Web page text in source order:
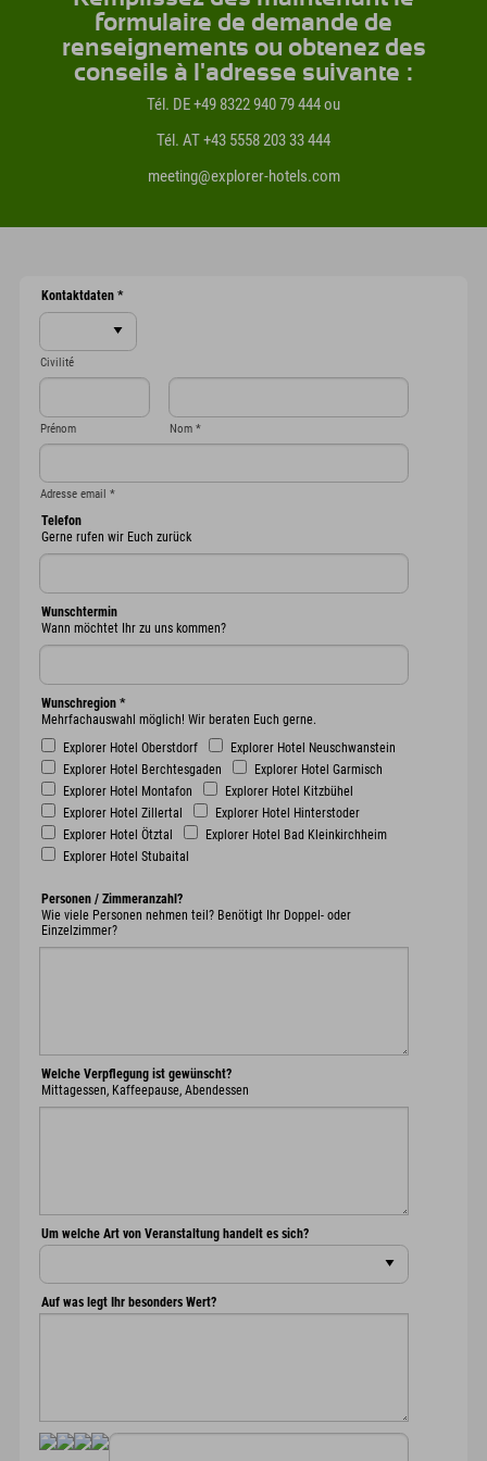
formulaire de demande de
renseignements ou obtenez des
conseils à l'adresse suivante :
Tél. DE +49 8322 940 79 444 ou
Tél. AT +43 5558 203 33 444
meeting@explorer-hotels.com
Kontaktdaten *
Civilité
Prénom Nom *
Adresse email *
Telefon
Gerne rufen wir Euch zurück
Wunschtermin
Wann möchtet Ihr zu uns kommen?
Wunschregion *
Mehrfachauswahl möglich! Wir beraten Euch gerne.
Explorer Hotel Oberstdorf
Explorer Hotel Neuschwanstein
Explorer Hotel Berchtesgaden
Explorer Hotel Garmisch
Explorer Hotel Montafon
Explorer Hotel Kitzbühel
Explorer Hotel Zillertal
Explorer Hotel Hinterstoder
Explorer Hotel Ötztal
Explorer Hotel Bad Kleinkirchheim
Explorer Hotel Stubaital
Personen / Zimmeranzahl?
Wie viele Personen nehmen teil? Benötigt Ihr Doppel- oder
Einzelzimmer?
Welche Verpflegung ist gewünscht?
Mittagessen, Kaffeepause, Abendessen
Um welche Art von Veranstaltung handelt es sich?
Auf was legt Ihr besonders Wert?